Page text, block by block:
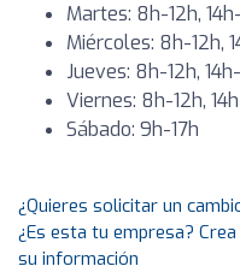
Martes: 8h-12h,
Miércoles: 8h-12h,
Jueves: 8h-12h,
Viernes: 8h-12h,
Sábado: 9h-17h
¿Quieres solicitar un
¿Es esta tu empresa?
su información